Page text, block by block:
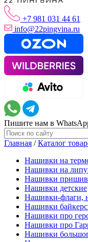
+7 981 031 44 61
info@22pingvina.ru
Пишите нам в
Главная /Каталог
Нашивки на
Нашивки на
Нашивки
Нашивки детские
Нашивки-флаги,
Нашивки
Нашивки про
Нашивки про
Нашивки